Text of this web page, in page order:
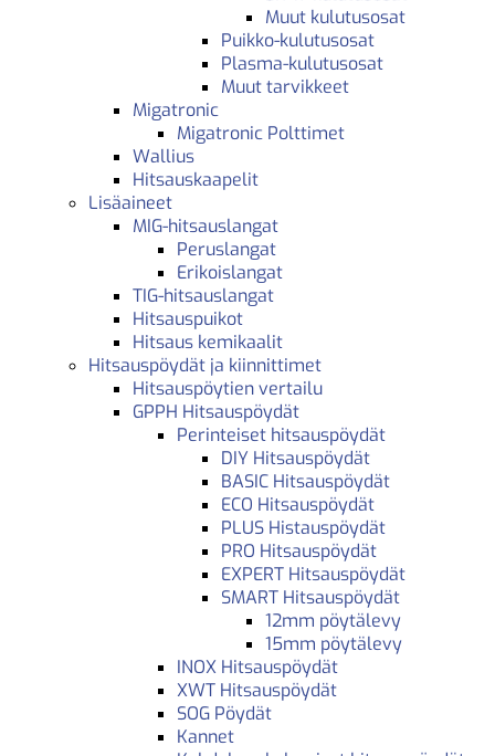
Muut kulutusosat
Puikko-kulutusosat
Plasma-kulutusosat
Muut tarvikkeet
Migatronic
Migatronic Polttimet
Wallius
Hitsauskaapelit
Lisäaineet
MIG-hitsauslangat
Peruslangat
Erikoislangat
TIG-hitsauslangat
Hitsauspuikot
Hitsaus kemikaalit
Hitsauspöydät ja kiinnittimet
Hitsauspöytien vertailu
GPPH Hitsauspöydät
Perinteiset hitsauspöydät
DIY Hitsauspöydät
BASIC Hitsauspöydät
ECO Hitsauspöydät
PLUS Histauspöydät
PRO Hitsauspöydät
EXPERT Hitsauspöydät
SMART Hitsauspöydät
12mm pöytälevy
15mm pöytälevy
INOX Hitsauspöydät
XWT Hitsauspöydät
SOG Pöydät
Kannet